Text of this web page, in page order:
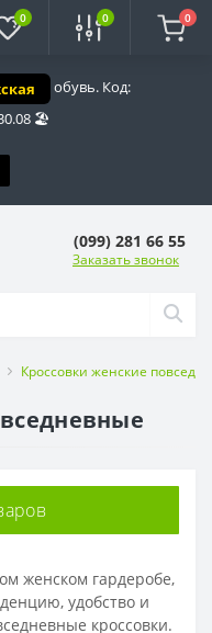
обувь. Код:
🏖️
0 0 0
(099) 281 66 55
Заказать звонок
Кроссовки женские
женском гардеробе,
удобство и
кроссовки.